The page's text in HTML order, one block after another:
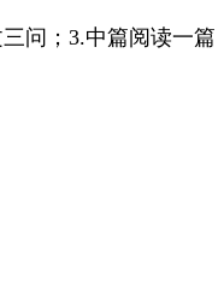
问；3.中篇阅读一